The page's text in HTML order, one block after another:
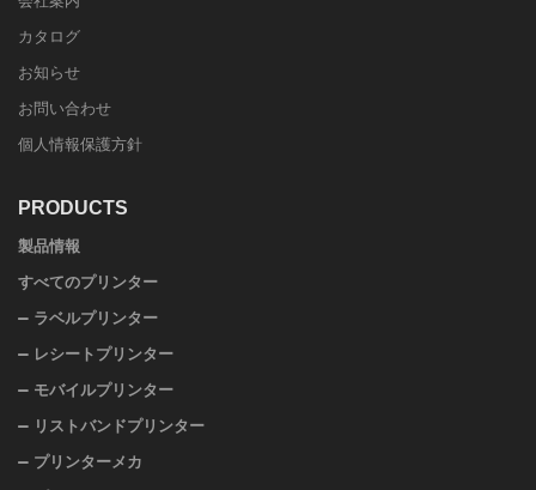
カタログ
お知らせ
お問い合わせ
個人情報保護方針
PRODUCTS
製品情報
すべてのプリンター
ラベルプリンター
レシートプリンター
モバイルプリンター
リストバンドプリンター
プリンターメカ